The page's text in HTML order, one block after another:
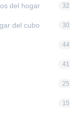
del hogar 32
del cubo 30
44
41
25
15